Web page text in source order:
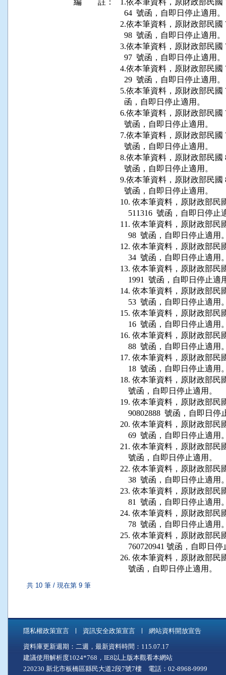
編 註：
1.依本筆資料，原財政部民國
  64  號函，自即日停止適用。
2.依本筆資料，原財政部民國
  98  號函，自即日停止適用。
3.依本筆資料，原財政部民國
  97  號函，自即日停止適用。
4.依本筆資料，原財政部民國
  29  號函，自即日停止適用。
5.依本筆資料，原財政部民國
  函，自即日停止適用。
6.依本筆資料，原財政部民國
  號函，自即日停止適用。
7.依本筆資料，原財政部民國
  號函，自即日停止適用。
8.依本筆資料，原財政部民國
  號函，自即日停止適用。
9.依本筆資料，原財政部民國
  號函，自即日停止適用。
10. 依本筆資料，原財政部民
511316  號函，自即日停止
11. 依本筆資料，原財政部民
98  號函，自即日停止適用
12. 依本筆資料，原財政部民
34  號函，自即日停止適用
13. 依本筆資料，原財政部民
1991  號函，自即日停止適
14. 依本筆資料，原財政部民
53  號函，自即日停止適用
15. 依本筆資料，原財政部民
16  號函，自即日停止適用
16. 依本筆資料，原財政部民
88  號函，自即日停止適用
17. 依本筆資料，原財政部民
18  號函，自即日停止適用
18. 依本筆資料，原財政部民
    號函，自即日停止適用。
19. 依本筆資料，原財政部民
90802888  號函，自即日停
20. 依本筆資料，原財政部民
69  號函，自即日停止適用
21. 依本筆資料，原財政部民
    號函，自即日停止適用。
22. 依本筆資料，原財政部民
38  號函，自即日停止適用
23. 依本筆資料，原財政部民
81  號函，自即日停止適用
24. 依本筆資料，原財政部民
78  號函，自即日停止適用
25. 依本筆資料，原財政部民
760720941 號函，自即日
26. 依本筆資料，原財政部民
    號函，自即日停止適用。
共 10 筆 / 現在第 9 筆
隱私權政策宣言 資訊安全政策宣言 網站資料開放宣告
資料庫更新週期：二週，最新資料時間：115.07.17
建議使用解析度1024*768，IE8以上版本觀看本網站
220230 新北市板橋區縣民大道2段7號7樓 電話：02-8968-9999